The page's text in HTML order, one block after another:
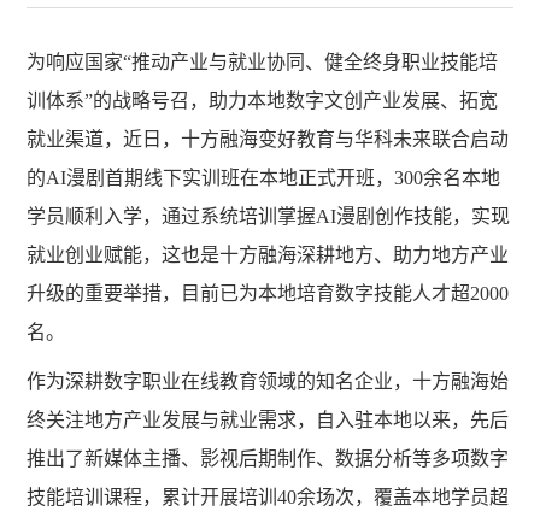
为响应国家“推动产业与就业协同、健全终身职业技能培
训体系”的战略号召，助力本地数字文创产业发展、拓宽
就业渠道，近日，十方融海变好教育与华科未来联合启动
的AI漫剧首期线下实训班在本地正式开班，300余名本地
学员顺利入学，通过系统培训掌握AI漫剧创作技能，实现
就业创业赋能，这也是十方融海深耕地方、助力地方产业
升级的重要举措，目前已为本地培育数字技能人才超2000
名。
作为深耕数字职业在线教育领域的知名企业，十方融海始
终关注地方产业发展与就业需求，自入驻本地以来，先后
推出了新媒体主播、影视后期制作、数据分析等多项数字
技能培训课程，累计开展培训40余场次，覆盖本地学员超